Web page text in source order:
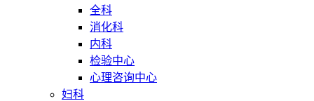
全科
消化科
内科
检验中心
心理咨询中心
妇科